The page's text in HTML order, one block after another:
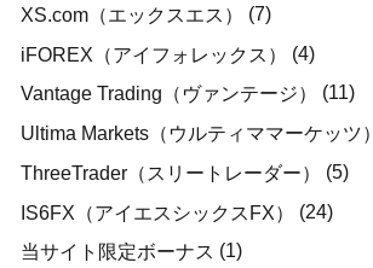
XS.com（エックスエス）
(7)
iFOREX（アイフォレックス）
(4)
Vantage Trading（ヴァンテージ）
(11)
Ultima Markets（ウルティママーケッツ）
ThreeTrader（スリートレーダー）
(5)
IS6FX（アイエスシックスFX）
(24)
当サイト限定ボーナス (1)